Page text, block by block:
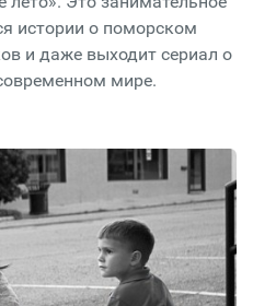
истории о поморском
и даже выходит сериал о
мире.